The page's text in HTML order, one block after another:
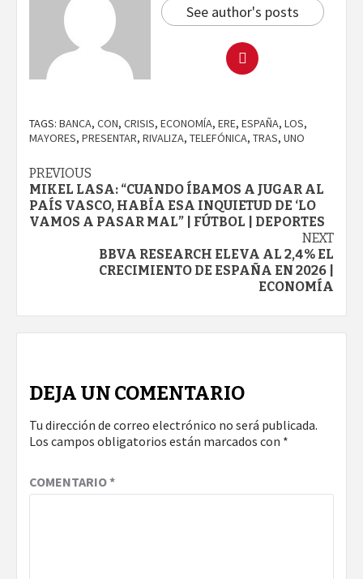
See author's posts
TAGS: BANCA, CON, CRISIS, ECONOMÍA, ERE, ESPAÑA, LOS,
MAYORES, PRESENTAR, RIVALIZA, TELEFÓNICA, TRAS, UNO
Continue
Reading
PREVIOUS
MIKEL LASA: “CUANDO ÍBAMOS A JUGAR AL
PAÍS VASCO, HABÍA ESA INQUIETUD DE ‘LO
VAMOS A PASAR MAL” | FÚTBOL | DEPORTES
NEXT
BBVA RESEARCH ELEVA AL 2,4% EL
CRECIMIENTO DE ESPAÑA EN 2026 |
ECONOMÍA
DEJA UN COMENTARIO
Tu dirección de correo electrónico no será publicada.
Los campos obligatorios están marcados con *
COMENTARIO*